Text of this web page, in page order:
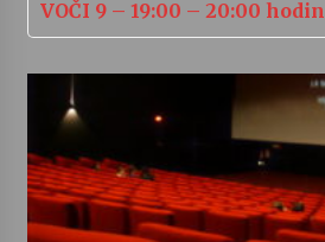
VOČI 9 – 19:00 – 20:00 hodin